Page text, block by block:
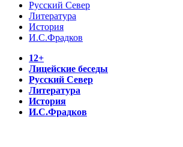
Русский Север
Литература
История
И.С.Фрадков
12+
Лицейские беседы
Русский Север
Литература
История
И.С.Фрадков